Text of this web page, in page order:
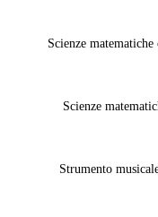
Scienze
Scienze
Strumento